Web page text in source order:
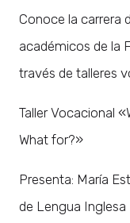
Conoce la carrera
académicos de la
través de talleres
Taller Vocacional
What for?»
Presenta: María
de Lengua Inglesa